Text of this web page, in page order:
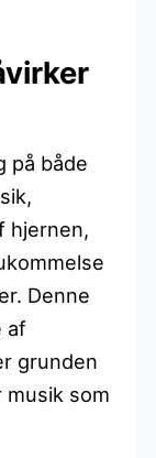
på både
hjernen,
Denne
af
grunden
som